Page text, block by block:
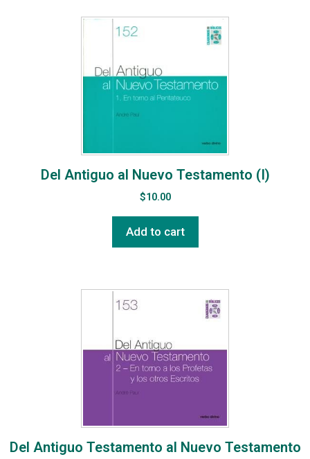
Del Antiguo al Nuevo Testamento (I)
$10.00
Add to cart
Del Antiguo Testamento al Nuevo Testamento